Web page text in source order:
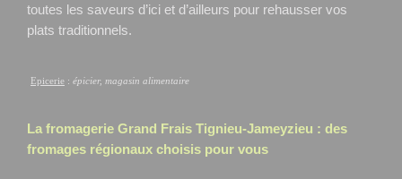
toutes les saveurs d’ici et d’ailleurs pour rehausser vos
plats traditionnels.
Epicerie : épicier, magasin alimentaire
La fromagerie Grand Frais Tignieu-Jameyzieu : des
fromages régionaux choisis pour vous